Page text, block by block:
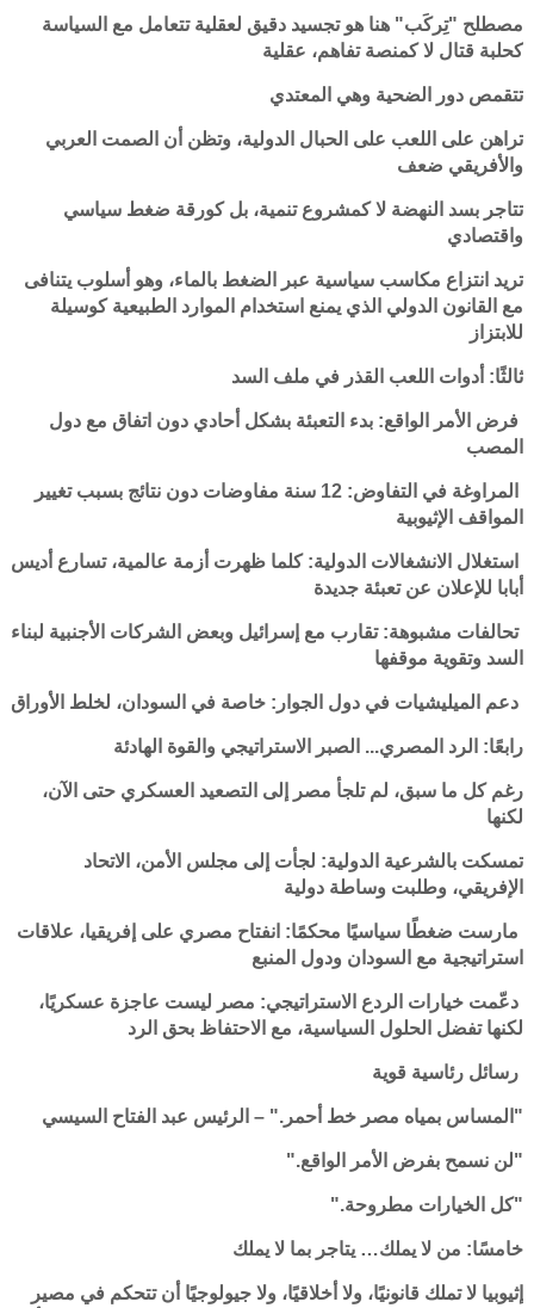
مصطلح "تِركَب" هنا هو تجسيد دقيق لعقلية تتعامل مع السياسة
كحلبة قتال لا كمنصة تفاهم، عقلية
تتقمص دور الضحية وهي المعتدي
تراهن على اللعب على الحبال الدولية، وتظن أن الصمت العربي
والأفريقي ضعف
تتاجر بسد النهضة لا كمشروع تنمية، بل كورقة ضغط سياسي
واقتصادي
تريد انتزاع مكاسب سياسية عبر الضغط بالماء، وهو أسلوب يتنافى
مع القانون الدولي الذي يمنع استخدام الموارد الطبيعية كوسيلة
للابتزاز
ثالثًا: أدوات اللعب القذر في ملف السد
فرض الأمر الواقع: بدء التعبئة بشكل أحادي دون اتفاق مع دول
المصب
المراوغة في التفاوض: 12 سنة مفاوضات دون نتائج بسبب تغيير
المواقف الإثيوبية
استغلال الانشغالات الدولية: كلما ظهرت أزمة عالمية، تسارع أديس
أبابا للإعلان عن تعبئة جديدة
تحالفات مشبوهة: تقارب مع إسرائيل وبعض الشركات الأجنبية لبناء
السد وتقوية موقفها
دعم الميليشيات في دول الجوار: خاصة في السودان، لخلط الأوراق
رابعًا: الرد المصري... الصبر الاستراتيجي والقوة الهادئة
رغم كل ما سبق، لم تلجأ مصر إلى التصعيد العسكري حتى الآن،
لكنها
تمسكت بالشرعية الدولية: لجأت إلى مجلس الأمن، الاتحاد
الإفريقي، وطلبت وساطة دولية
مارست ضغطًا سياسيًا محكمًا: انفتاح مصري على إفريقيا، علاقات
استراتيجية مع السودان ودول المنبع
دعّمت خيارات الردع الاستراتيجي: مصر ليست عاجزة عسكريًا،
لكنها تفضل الحلول السياسية، مع الاحتفاظ بحق الرد
رسائل رئاسية قوية
"المساس بمياه مصر خط أحمر." – الرئيس عبد الفتاح السيسي
"لن نسمح بفرض الأمر الواقع."
"كل الخيارات مطروحة."
خامسًا: من لا يملك… يتاجر بما لا يملك
إثيوبيا لا تملك قانونيًا، ولا أخلاقيًا، ولا جيولوجيًا أن تتحكم في مصير